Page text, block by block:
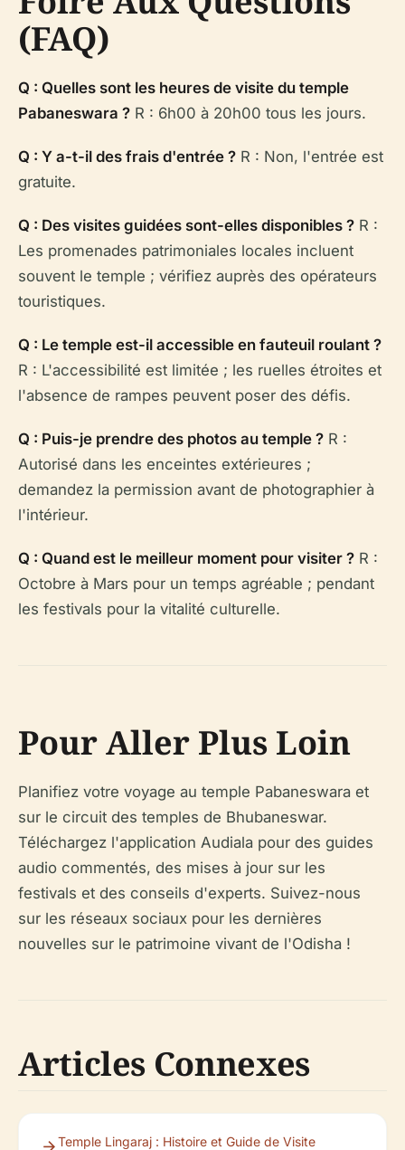
(FAQ)
Q : Quelles sont les heures de visite du temple
Pabaneswara ? R : 6h00 à 20h00 tous les jours.
Q : Y a-t-il des frais d'entrée ? R : Non, l'entrée est
gratuite.
Q : Des visites guidées sont-elles disponibles ? R :
Les promenades patrimoniales locales incluent
souvent le temple ; vérifiez auprès des opérateurs
touristiques.
Q : Le temple est-il accessible en fauteuil roulant ?
R : L'accessibilité est limitée ; les ruelles étroites et
l'absence de rampes peuvent poser des défis.
Q : Puis-je prendre des photos au temple ? R :
Autorisé dans les enceintes extérieures ;
demandez la permission avant de photographier à
l'intérieur.
Q : Quand est le meilleur moment pour visiter ? R :
Octobre à Mars pour un temps agréable ; pendant
les festivals pour la vitalité culturelle.
Pour Aller Plus Loin
Planifiez votre voyage au temple Pabaneswara et
sur le circuit des temples de Bhubaneswar.
Téléchargez l'application Audiala pour des guides
audio commentés, des mises à jour sur les
festivals et des conseils d'experts. Suivez-nous
sur les réseaux sociaux pour les dernières
nouvelles sur le patrimoine vivant de l'Odisha !
Articles Connexes
Temple Lingaraj : Histoire et Guide de Visite